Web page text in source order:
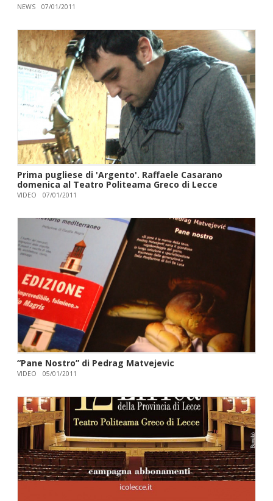
NEWS 07/01/2011
Prima pugliese di 'Argento'. Raffaele Casarano
domenica al Teatro Politeama Greco di Lecce
VIDEO 07/01/2011
“Pane Nostro” di Pedrag Matvejevic
VIDEO 05/01/2011